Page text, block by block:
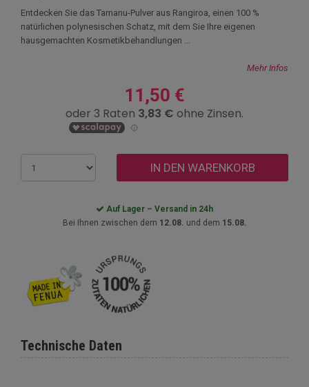
Entdecken Sie das Tamanu-Pulver aus Rangiroa, einen 100 %
natürlichen polynesischen Schatz, mit dem Sie Ihre eigenen
hausgemachten Kosmetikbehandlungen ...
Mehr Infos
11,50 €
IN DEN WARENKORB
Auf Lager – Versand in 24h
Bei Ihnen zwischen dem 12.08. und dem 15.08.
Technische Daten